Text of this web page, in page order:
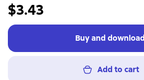
$3.43
Buy and download
Add to cart